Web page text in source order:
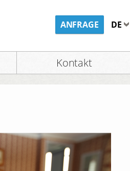
ANFRAGE DE
Kontakt